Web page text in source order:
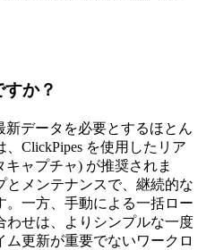
か？
新データを必要とするほとん
ClickPipes を使用したリア
ャプチャ) が推奨されま
とメンテナンスで、継続的な
。一方、手動による一括ロー
わせは、よりシンプルな一度
ム更新が重要でないワークロ